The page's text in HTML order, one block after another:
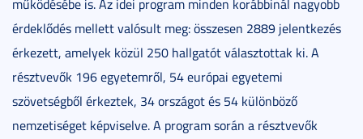
működésébe is. Az idei program minden korábbinál nagyobb
érdeklődés mellett valósult meg: összesen 2889 jelentkezés
érkezett, amelyek közül 250 hallgatót választottak ki. A
résztvevők 196 egyetemről, 54 európai egyetemi
szövetségből érkeztek, 34 országot és 54 különböző
nemzetiséget képviselve. A program során a résztvevők